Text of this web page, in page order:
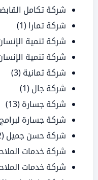
شركة تكامل
شركة تمارا (1)
شركة تنمية
شركة تنمية
شركة ثمانية (3)
شركة جال (1)
شركة جسارة (13)
شركة جسارة لبرامج
شركة حسن جميل (2)
شركة خدمات
شركة خدمات